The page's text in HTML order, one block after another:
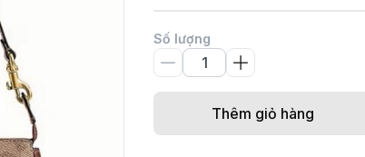
Số lượng
Thêm giỏ hàng